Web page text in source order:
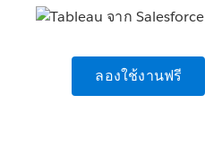
ลองใช้งานฟรี